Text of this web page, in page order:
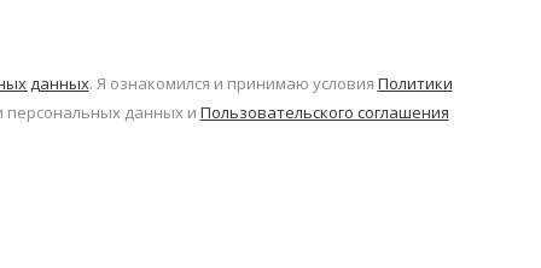
данных. Я ознакомился и принимаю условия Политики
данных и Пользовательского соглашения